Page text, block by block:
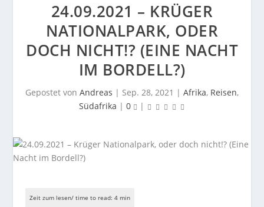
24.09.2021 – KRÜGER
NATIONALPARK, ODER
DOCH NICHT!? (EINE NACHT
IM BORDELL?)
Gepostet von Andreas | Sep. 28, 2021 | Afrika, Reisen,
Südafrika | 0 |